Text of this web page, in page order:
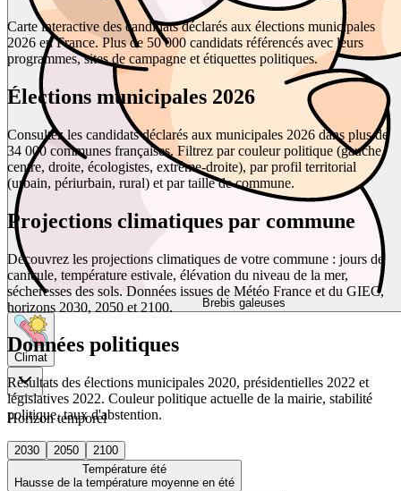
Brebis galeuses
Climat
Horizon temporel
2030 2050
2100
Température été
Hausse de la température moyenne en été
Carte interactive des candidats déclarés aux élections municipales
2026 en France. Plus de 50 000 candidats référencés avec leurs
programmes, sites de campagne et étiquettes politiques.
Élections municipales 2026
Consultez les candidats déclarés aux municipales 2026 dans plus de
34 000 communes françaises. Filtrez par couleur politique (gauche,
centre, droite, écologistes, extrême-droite), par profil territorial
(urbain, périurbain, rural) et par taille de commune.
Projections climatiques par commune
Découvrez les projections climatiques de votre commune : jours de
canicule, température estivale, élévation du niveau de la mer,
sécheresses des sols. Données issues de Météo France et du GIEC,
horizons 2030, 2050 et 2100.
Données politiques
Résultats des élections municipales 2020, présidentielles 2022 et
législatives 2022. Couleur politique actuelle de la mairie, stabilité
politique, taux d'abstention.